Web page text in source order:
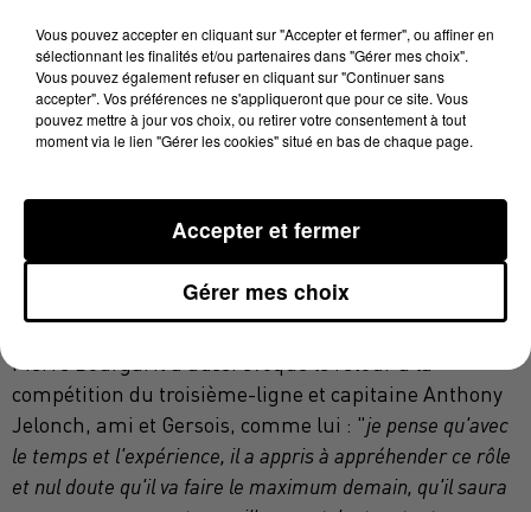
montrer une belle image."
Pierre Bourgarit, le talonneur des Bleus, vigilant face
à l'Uruguay
©100% Radio
Pierre Bourgarit a aussi évoqué le retour à la
compétition du troisième-ligne et capitaine Anthony
Jelonch, ami et Gersois, comme lui : "je pense qu'avec
le temps et l'expérience, il a appris à appréhender ce rôle
et nul doute qu'il va faire le maximum demain, qu'il saura
Vous pouvez accepter en cliquant sur "Accepter et fermer", ou affiner en
sélectionnant les finalités et/ou partenaires dans "Gérer mes choix".
Vous pouvez également refuser en cliquant sur "Continuer sans
accepter". Vos préférences ne s'appliqueront que pour ce site. Vous
pouvez mettre à jour vos choix, ou retirer votre consentement à tout
moment via le lien "Gérer les cookies" situé en bas de chaque page.
Gérer mes choix
Accepter et fermer